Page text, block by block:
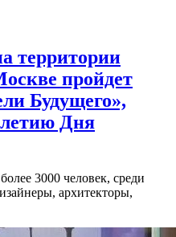
территории
пройдет
Будущего»,
Дня
3000 человек, среди
архитекторы,